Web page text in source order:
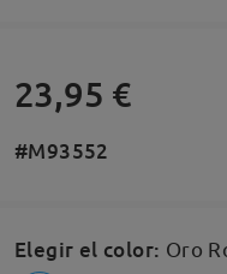
23,95 €
#M93552
Elegir el color: Oro